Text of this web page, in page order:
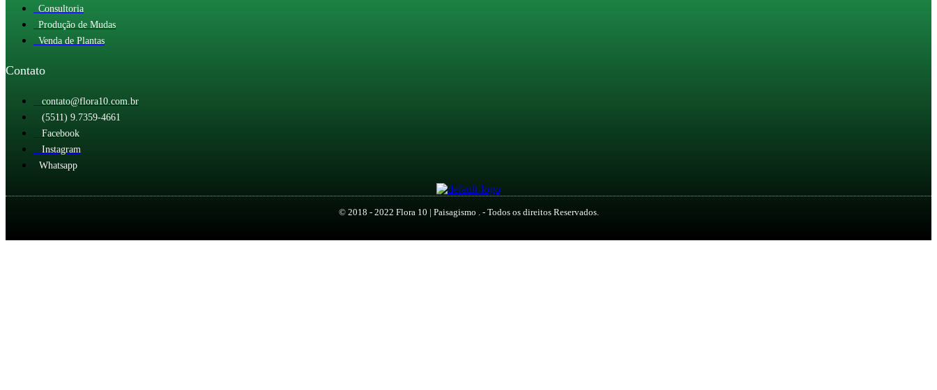
Consultoria
Produção de Mudas
Venda de Plantas
Contato
contato@flora10.com.br
(5511) 9.7359-4661
Facebook
Instagram
Whatsapp
© 2018 - 2022 Flora 10 | Paisagismo . - Todos os direitos Reservados.